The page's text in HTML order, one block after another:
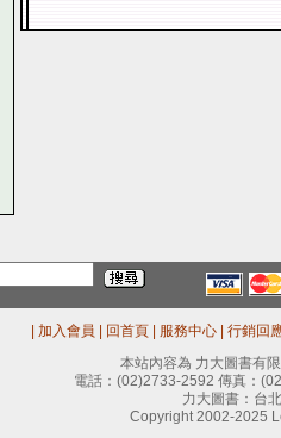
加入會員 回首頁 服務中心
行銷回
本站內容為 力大圖書有
電話： (02)2733-2592 傳真：
力大圖書：台
Copyright 2002-2025